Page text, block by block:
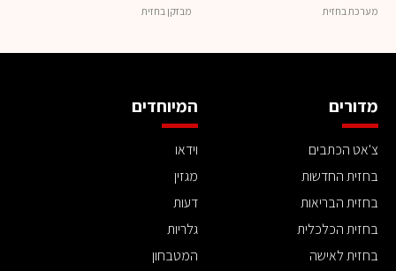
מערכת בחזית מבזקן בחזית
מדורים
צ'אט הכתבים
בחזית החדשות
בחזית הבריאות
בחזית הכלכלית
בחזית לאישה
המיוחדים
וידאו
מגזין
דעות
גלריות
המטבחון